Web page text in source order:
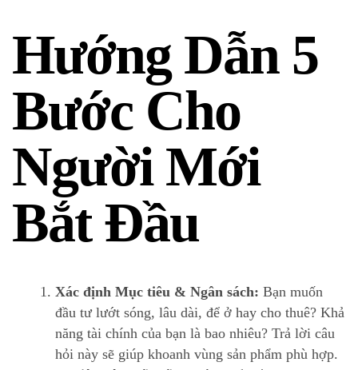
Hướng Dẫn 5
Bước Cho
Người Mới
Bắt Đầu
Xác định Mục tiêu & Ngân sách: Bạn muốn
đầu tư lướt sóng, lâu dài, để ở hay cho thuê? Khả
năng tài chính của bạn là bao nhiêu? Trả lời câu
hỏi này sẽ giúp khoanh vùng sản phẩm phù hợp.